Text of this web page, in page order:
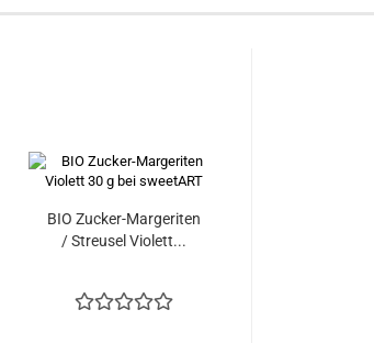
BIO Zucker-Margeriten
/ Streusel Violett...